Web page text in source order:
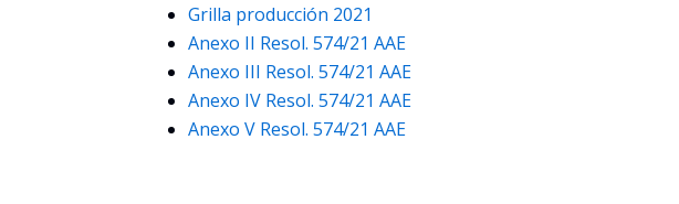
Grilla producción 2021
Anexo II Resol. 574/21 AAE
Anexo III Resol. 574/21 AAE
Anexo IV Resol. 574/21 AAE
Anexo V Resol. 574/21 AAE